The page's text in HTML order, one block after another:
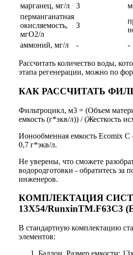
марганец, мг/л
3
перманганатная
окисляемость,
мгО2/л
3
аммоний, мг/л - -
Рассчитать количество воды,
этапа регенерации, можно по
КАК РАССЧИТАТЬ
Фильтроцикл, м3 = (Объем
емкость (г*экв/л)) / (Жесткость
Ионообменная емкость Ecomix
0,7 г*экв/л.
Не уверены, что сможете
водородготовки - обратитесь
инженеров.
КОМПЛЕКТАЦИЯ
13X54/RunxinTM.F63C3
В стандартную комплектацию
элементов: